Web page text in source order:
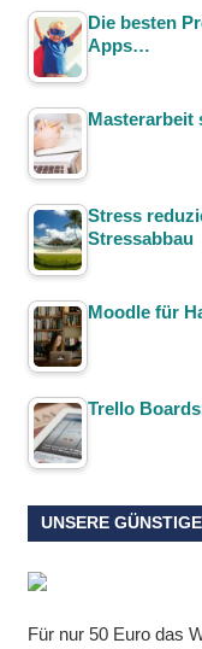
Die besten
Apps…
Masterarbeit
Stress
Stressabbau
Moodle für
Trello
UNSERE
Für nur 50 Euro das